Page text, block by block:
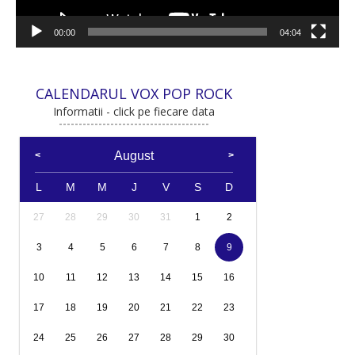
00:00 04:04
CALENDARUL VOX POP ROCK
Informatii - click pe fiecare data
August
L M M J V S D
27 28 29 30 31 1 2
3 4 5 6 7 8 9
10 11 12 13 14 15 16
17 18 19 20 21 22 23
24 25 26 27 28 29 30